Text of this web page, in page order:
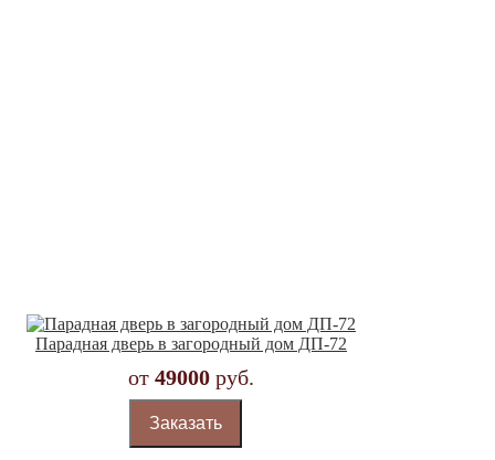
Парадная дверь в загородный дом ДП-72
от 49000 руб.
Заказать